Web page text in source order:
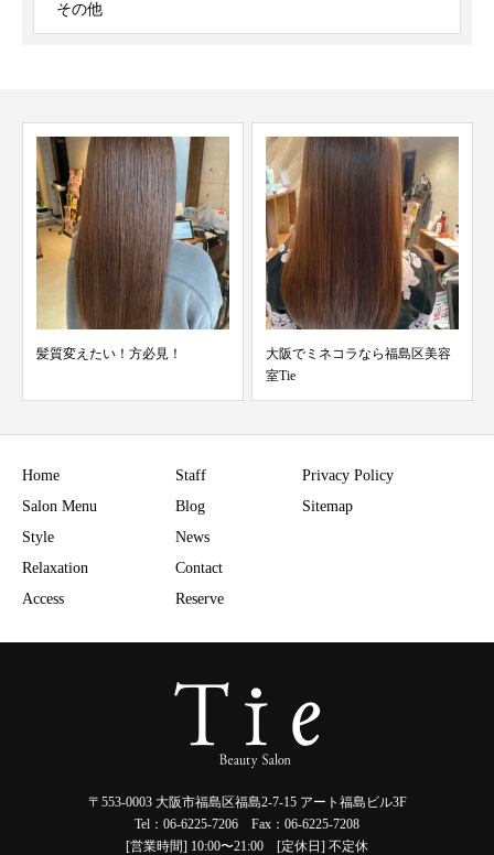
その他
大阪でミネコラなら福島区美容
りんご幹細胞入りミネコラ！！
Home
Salon Menu
Style
Relaxation
Access
Staff
Blog
News
Contact
Reserve
Privacy Policy
Sitemap
〒553-0003 大阪市福島区福島2-7-15 アート福島ビル3F
Tel：06-6225-7206 Fax：06-6225-7208
[営業時間] 10:00〜21:00 [定休日] 不定休